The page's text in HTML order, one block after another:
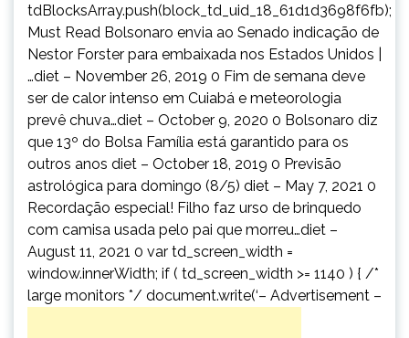
tdBlocksArray.push(block_td_uid_18_61d1d3698f6fb);
Must Read Bolsonaro envia ao Senado indicação de
Nestor Forster para embaixada nos Estados Unidos |
…diet – November 26, 2019 0 Fim de semana deve
ser de calor intenso em Cuiabá e meteorologia
prevê chuva…diet – October 9, 2020 0 Bolsonaro diz
que 13º do Bolsa Família está garantido para os
outros anos diet – October 18, 2019 0 Previsão
astrológica para domingo (8/5) diet – May 7, 2021 0
Recordação especial! Filho faz urso de brinquedo
com camisa usada pelo pai que morreu…diet –
August 11, 2021 0 var td_screen_width =
window.innerWidth; if ( td_screen_width >= 1140 ) { /*
large monitors */ document.write(‘– Advertisement –